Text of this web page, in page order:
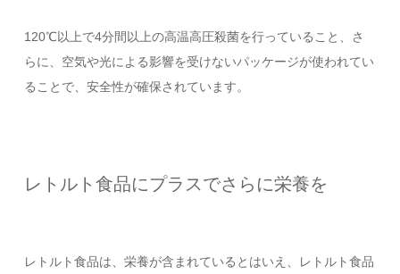
120℃以上で4分間以上の高温高圧殺菌を行っていること、さ
らに、空気や光による影響を受けないパッケージが使われてい
ることで、安全性が確保されています。
レトルト食品にプラスでさらに栄養を
レトルト食品は、栄養が含まれているとはいえ、レトルト食品